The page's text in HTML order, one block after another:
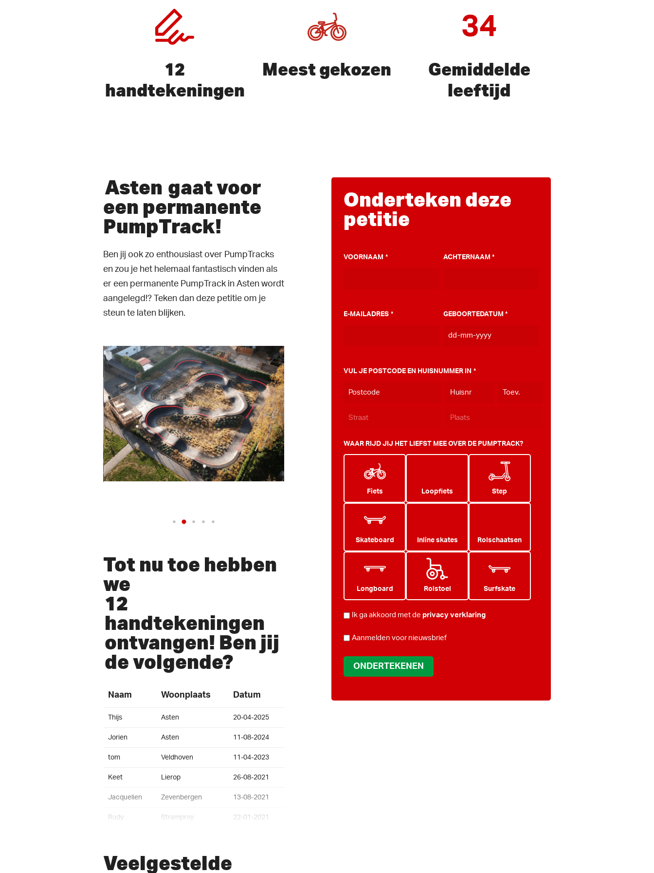
12
handtekeningen
Meest gekozen
34
Gemiddelde
leeftijd
Asten gaat voor
een permanente
PumpTrack!
Ben jij ook zo enthousiast over PumpTracks
en zou je het helemaal fantastisch vinden als
er een permanente PumpTrack in Asten wordt
aangelegd!? Teken dan deze petitie om je
steun te laten blijken.
Tot nu toe hebben
we
12
handtekeningen
ontvangen! Ben jij
de volgende?
Naam Woonplaats Datum
Thijs Asten 20-04-2025
Jorien Asten 11-08-2024
tom Veldhoven 11-04-2023
Keet Lierop 26-08-2021
Jacquelien Zevenbergen 13-08-2021
Rudy Stramproy 22-01-2021
Jan DEURNE
Veelgestelde
Onderteken deze
petitie
VOORNAAM * ACHTERNAAM *
E-MAILADRES * GEBOORTEDATUM *
MM
VUL JE POSTCODE EN HUISNUMMER IN *
WAAR RIJD JIJ HET LIEFST MEE OVER DE PUMPTRACK?
Fiets Loopfiets Step
Skateboard Inline skates Rolschaatsen
Longboard Rolstoel Surfskate
PRIVACY
Ik ga akkoord met de privacy verklaring
NIEUWSBRIEF
Aanmelden voor nieuwsbrief